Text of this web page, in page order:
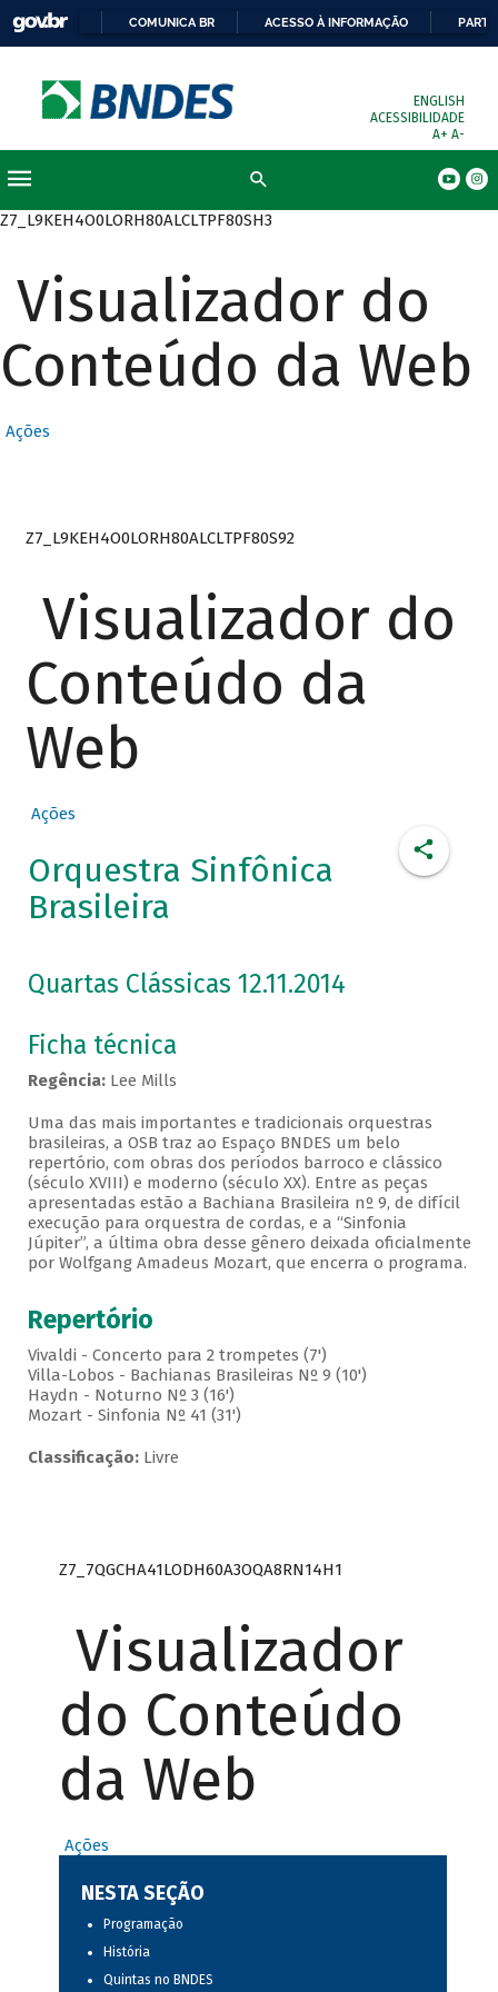
COMUNICA BR ACESSO À INFORMAÇÃO
ENGLISH
ACESSIBILIDADE
A+ A-
Z7_L9KEH4O0LORH80ALCLTPF80SH3
Visualizador do
Conteúdo da Web
Ações
Z7_L9KEH4O0LORH80ALCLTPF80S92
Visualizador do
Conteúdo da
Web
Ações
Orquestra Sinfônica
Brasileira
Quartas Clássicas 12.11.2014
Ficha técnica
Regência:Lee Mills
Uma das mais importantes e tradicionais orquestras
brasileiras, a OSB traz ao Espaço BNDES um belo
repertório, com obras dos períodos barroco e clássico
(século XVIII) e moderno (século XX). Entre as peças
apresentadas estão a Bachiana Brasileira nº 9, de difícil
execução para orquestra de cordas, e a “Sinfonia
Júpiter”, a última obra desse gênero deixada oficialmente
por Wolfgang Amadeus Mozart, que encerra o programa.
Repertório
Vivaldi - Concerto para 2 trompetes (7')
Villa-Lobos - Bachianas Brasileiras Nº 9 (10')
Haydn - Noturno Nº 3 (16')
Mozart - Sinfonia Nº 41 (31')
Classificação:Livre
Z7_7QGCHA41LODH60A3OQA8RN14H1
Visualizador
do Conteúdo
da Web
Ações
NESTA SEÇÃO
Programação
História
Quintas no BNDES